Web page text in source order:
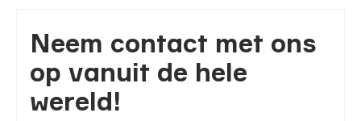
Neem contact met ons
op vanuit de hele
wereld!